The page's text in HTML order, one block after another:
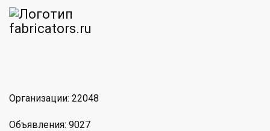
Организации: 22048
Объявления: 9027